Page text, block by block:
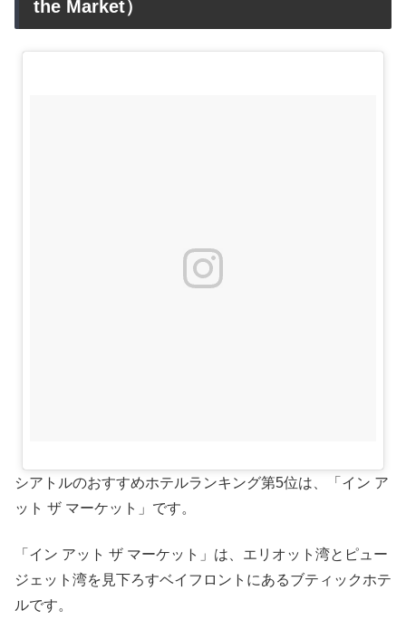
the Market）
シアトルのおすすめホテルランキング第5位は、「イン ア
ット ザ マーケット」です。
「イン アット ザ マーケット」は、エリオット湾とピュー
ジェット湾を見下ろすベイフロントにあるブティックホテ
ルです。